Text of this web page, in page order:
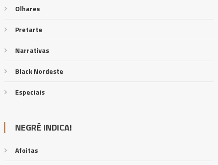
Olhares
Pretarte
Narrativas
Black Nordeste
Especiais
NEGRÊ INDICA!
Afoitas